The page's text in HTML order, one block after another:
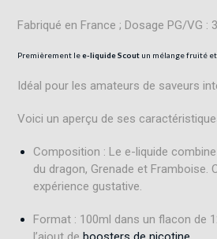
Fabriqué en France ; Dosage PG/VG :
Premièrement lee-liquide Scout un mélange fruité
Idéal pour les amateurs de saveurs
Voici un aperçu de ses
Composition : Le e-liquide
du dragon, Grenade et Framboise.
expérience gustative.
Format : 100ml dans un flacon de